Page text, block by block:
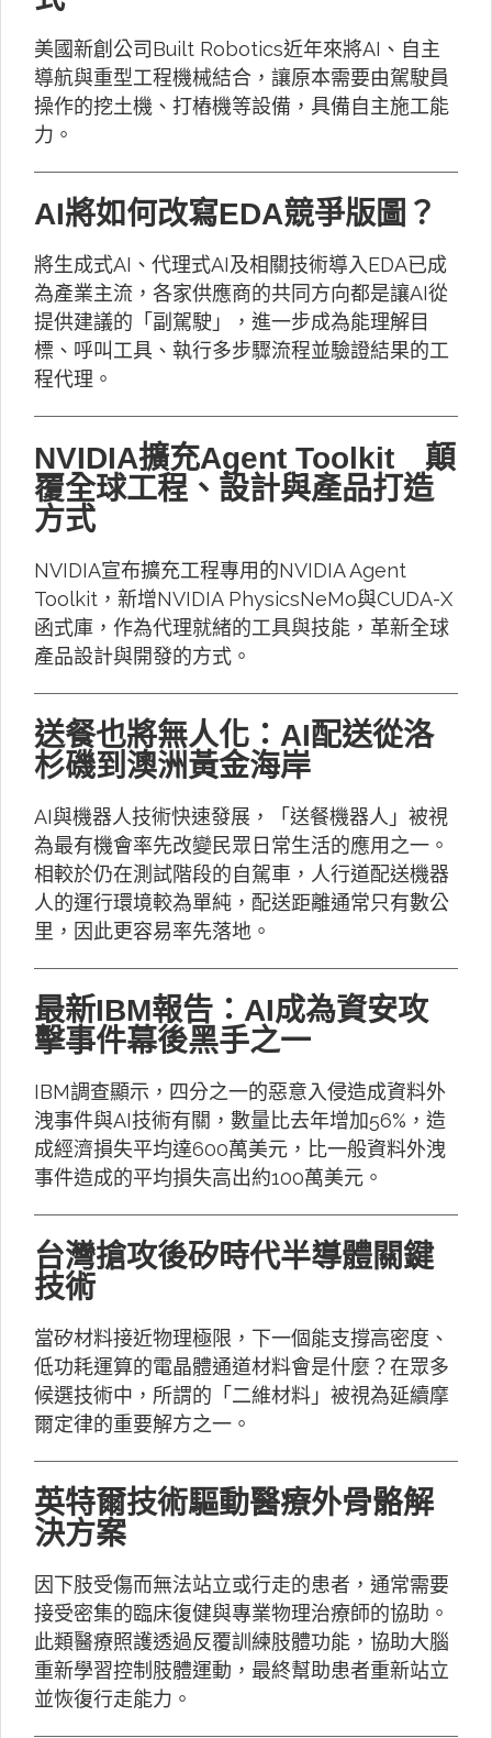
美國新創公司Built Robotics近年來將AI、自主
導航與重型工程機械結合，讓原本需要由駕駛員
操作的挖土機、打樁機等設備，具備自主施工能
力。
AI將如何改寫EDA競爭版圖？
將生成式AI、代理式AI及相關技術導入EDA已成
為產業主流，各家供應商的共同方向都是讓AI從
提供建議的「副駕駛」，進一步成為能理解目
標、呼叫工具、執行多步驟流程並驗證結果的工
程代理。
NVIDIA擴充Agent Toolkit 顛
覆全球工程、設計與產品打造
方式
NVIDIA宣布擴充工程專用的NVIDIA Agent
Toolkit，新增NVIDIA PhysicsNeMo與CUDA-X
函式庫，作為代理就緒的工具與技能，革新全球
產品設計與開發的方式。
送餐也將無人化：AI配送從洛
杉磯到澳洲黃金海岸
AI與機器人技術快速發展，「送餐機器人」被視
為最有機會率先改變民眾日常生活的應用之一。
相較於仍在測試階段的自駕車，人行道配送機器
人的運行環境較為單純，配送距離通常只有數公
里，因此更容易率先落地。
最新IBM報告：AI成為資安攻
擊事件幕後黑手之一
IBM調查顯示，四分之一的惡意入侵造成資料外
洩事件與AI技術有關，數量比去年增加56%，造
成經濟損失平均達600萬美元，比一般資料外洩
事件造成的平均損失高出約100萬美元。
台灣搶攻後矽時代半導體關鍵
技術
當矽材料接近物理極限，下一個能支撐高密度、
低功耗運算的電晶體通道材料會是什麼？在眾多
候選技術中，所謂的「二維材料」被視為延續摩
爾定律的重要解方之一。
英特爾技術驅動醫療外骨骼解
決方案
因下肢受傷而無法站立或行走的患者，通常需要
接受密集的臨床復健與專業物理治療師的協助。
此類醫療照護透過反覆訓練肢體功能，協助大腦
重新學習控制肢體運動，最終幫助患者重新站立
並恢復行走能力。